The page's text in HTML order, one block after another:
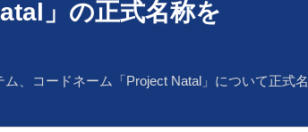
」の正式名称を
、コードネーム「Project Natal」について正式名